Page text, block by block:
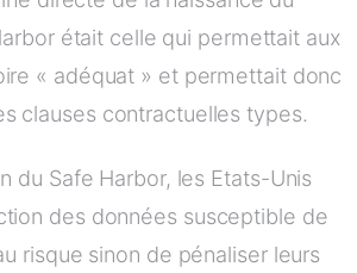
était celle qui permettait aux
« adéquat » et permettait donc
clauses contractuelles types.
du Safe Harbor, les Etats-Unis
des données susceptible de
risque sinon de pénaliser leurs